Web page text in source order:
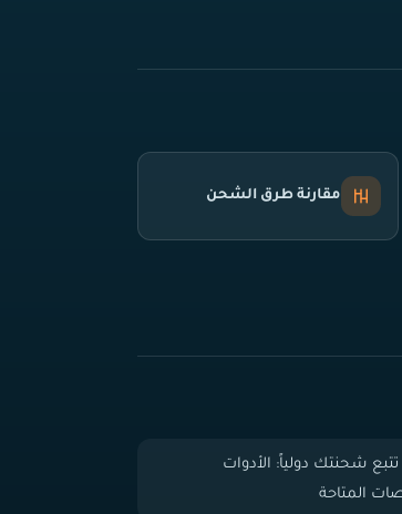
مقارنة طرق الشحن
تتبع شحنتك دولياً: الأدوات
المتاحة